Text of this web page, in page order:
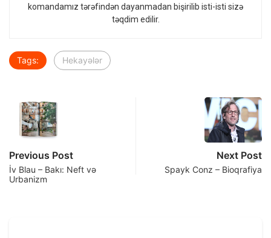
komandamız tərəfindən dayanmadan bişirilib isti-isti sizə
təqdim edilir.
Tags: Hekayələr
Previous Post
İv Blau – Bakı: Neft və
Urbanizm
Next Post
Spayk Conz – Bioqrafiya